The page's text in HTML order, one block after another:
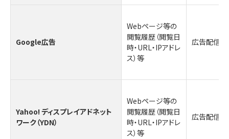
Google広告
Webページ等の
閲覧履歴（閲覧日
時・URL・IPアドレ
ス）等
広告配信
Yahoo! ディスプレイアドネット
ワーク（YDN）
Webページ等の
閲覧履歴（閲覧日
時・URL・IPアドレ
ス）等
広告配信